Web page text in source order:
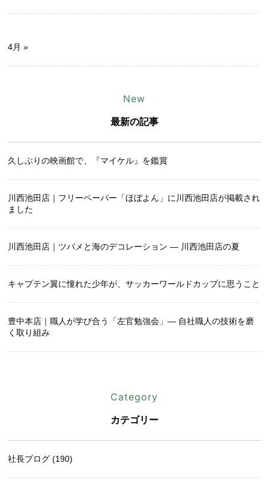
4月 »
New
最新の記事
久しぶりの映画館で、『マイケル』を鑑賞
川西池田店｜フリーペーパー「ほぼよん」に川西池田店が掲載され
ました
川西池田店｜ツバメと海のデコレーション ― 川西池田店の夏
キャプテン翼に憧れた少年が、サッカーワールドカップに思うこと
豊中本店｜職人が学び合う「左官勉強会」― 自社職人の技術を磨
く取り組み
Category
カテゴリー
社長ブログ (190)